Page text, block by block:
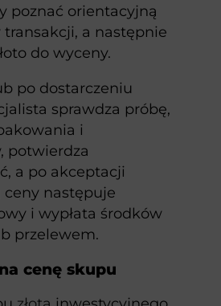
poznać orientacyjną
transakcji, a następnie
do wyceny.
po dostarczeniu
sprawdza próbę,
i
potwierdza
a po akceptacji
ceny następuje
i wypłata środków
przelewem.
cenę skupu